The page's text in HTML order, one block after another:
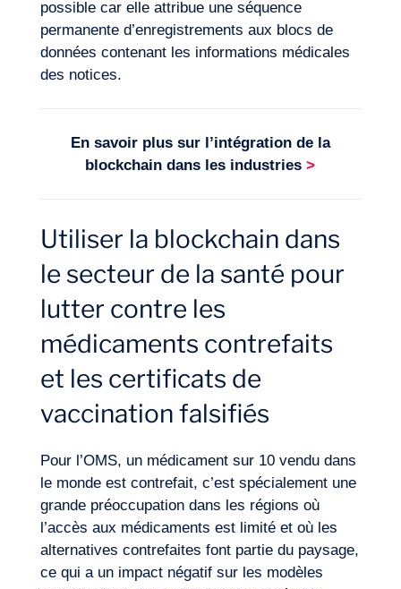
Envie d’embarquer ?
possible car elle attribue une séquence
permanente d’enregistrements aux blocs de
données contenant les informations médicales
des notices.
En savoir plus sur l’intégration de la
blockchain dans les industries >
Utiliser la blockchain dans
le secteur de la santé pour
lutter contre les
médicaments contrefaits
et les certificats de
vaccination falsifiés
Pour l’OMS, un médicament sur 10 vendu dans
le monde est contrefait, c’est spécialement une
grande préoccupation dans les régions où
l’accès aux médicaments est limité et où les
alternatives contrefaites font partie du paysage,
ce qui a un impact négatif sur les modèles